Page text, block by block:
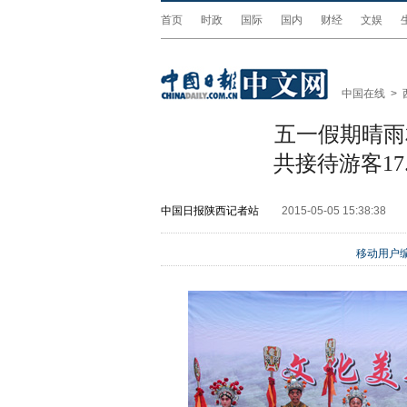
首页 时政 国际 国内 财经 文娱
中国在线 >
五一假期晴
共接待游客
中国日报陕西记者站 2015-05-05 15:38:38
移动用户